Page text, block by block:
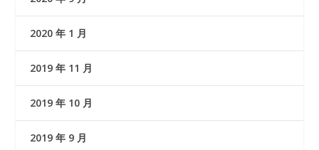
2020 年 1 月
2019 年 11 月
2019 年 10 月
2019 年 9 月